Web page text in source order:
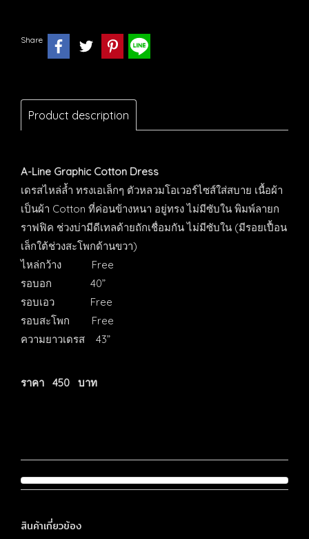
Share
Product description
A-Line Graphic Cotton Dress
เดรสไหล่ล้ำ ทรงเอเล็กๆ ตัวหลวมโอเวอร์ไซส์ใส่สบาย เนื้อผ้า
เป็นผ้า Cotton ที่ค่อนข้างหนา อยู่ทรง ไม่มีซับใน พิมพ์ลายก
ราฟฟิค ช่วงบ่ามีดีเทลด้ายถักเชื่อมกัน ไม่มีซับใน (มีรอยเปื้อน
เล็กใต้ช่วงสะโพกด้านขวา)
ไหล่กว้าง Free
รอบอก 40”
รอบเอว
Free
รอบสะโพก
Free
ความยาวเดรส 43”
ราคา 450 บาท
สินค้าเกี่ยวข้อง